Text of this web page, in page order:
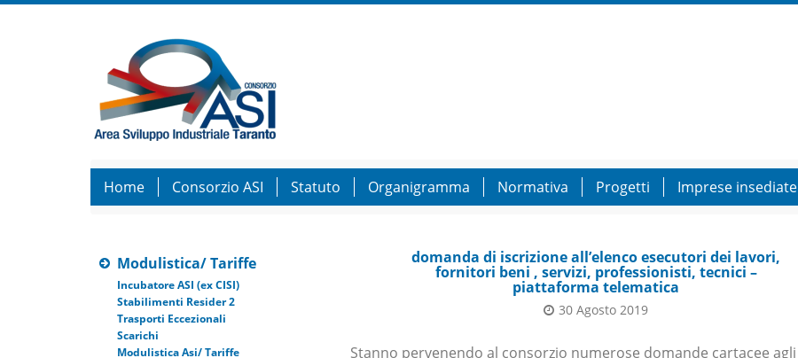
Home Consorzio ASI Statuto Organigramma Normativa Progetti Imprese insediate
domanda di iscrizione all’elenco esecutori dei lavori,
fornitori beni , servizi, professionisti, tecnici –
piattaforma telematica
30 Agosto 2019
Stanno pervenendo al consorzio numerose domande cartacee agli
Modulistica/ Tariffe
Incubatore ASI (ex CISI)
Stabilimenti Resider 2
Trasporti Eccezionali
Scarichi
Modulistica Asi/ Tariffe